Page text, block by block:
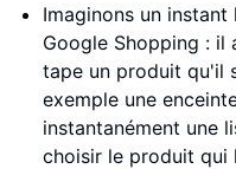
Imaginons un
Google Shopping : il
tape un produit qu'il
exemple une
instantanément une
choisir le produit qui